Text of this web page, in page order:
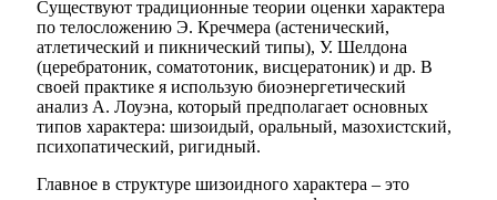
Существуют традиционные теории оценки характера
по телосложению Э. Кречмера (астенический,
атлетический и пикнический типы), У. Шелдона
(церебратоник, соматотоник, висцератоник) и др. В
своей практике я использую биоэнергетический
анализ А. Лоуэна, который предполагает основных
типов характера: шизоидый, оральный, мазохистский,
психопатический, ригидный.
Главное в структуре шизоидного характера – это